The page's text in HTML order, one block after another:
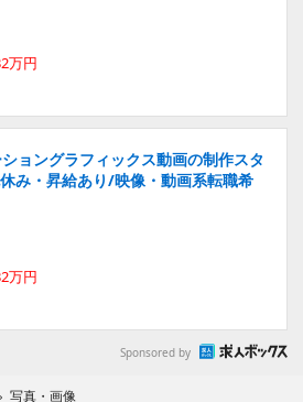
万円
ョングラフィックス動画の制作スタ
み・昇給あり/映像・動画系転職希
万円
Sponsored by
› 写真・画像